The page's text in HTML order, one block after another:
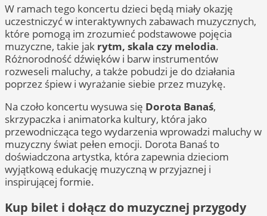
W ramach tego koncertu dzieci będą miały okazję
uczestniczyć w interaktywnych zabawach muzycznych,
które pomogą im zrozumieć podstawowe pojęcia
muzyczne, takie jak rytm, skala czy melodia.
Różnorodność dźwięków i barw instrumentów
rozweseli maluchy, a także pobudzi je do działania
poprzez śpiew i wyrażanie siebie przez muzykę.
Na czoło koncertu wysuwa się Dorota Banaś,
skrzypaczka i animatorka kultury, która jako
przewodnicząca tego wydarzenia wprowadzi maluchy w
muzyczny świat pełen emocji. Dorota Banaś to
doświadczona artystka, która zapewnia dzieciom
wyjątkową edukację muzyczną w przyjaznej i
inspirującej formie.
Kup bilet i dołącz do muzycznej przygody